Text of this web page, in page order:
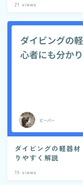
21 views
ダイビングの軽器
りやすく解説
19 views